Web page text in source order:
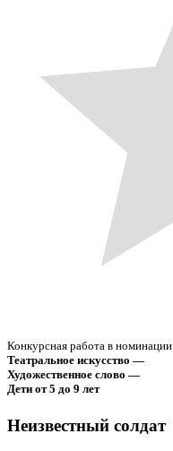
Конкурсная работа в номинации
Театральное искусство —
Художественное слово —
Дети от 5 до 9 лет
Неизвестный солдат